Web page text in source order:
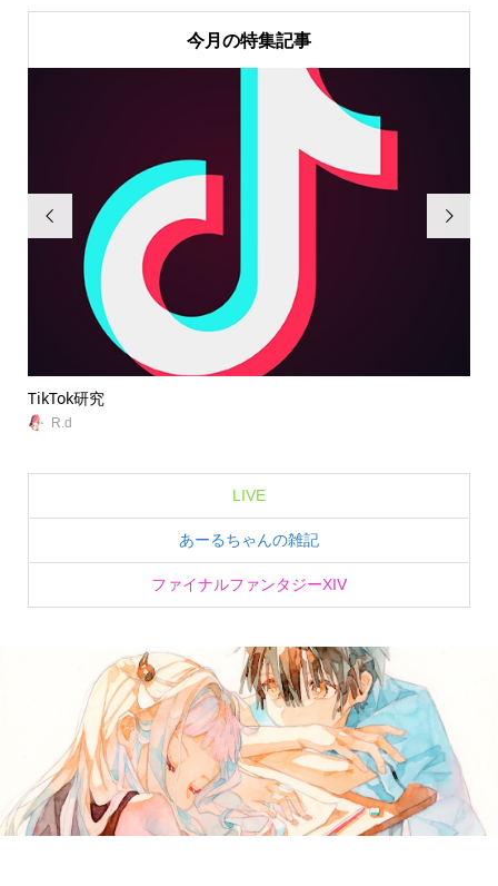
今月の特集記事

TikTok研究
R.d

LIVE
あーるちゃんの雑記
ファイナルファンタジーXIV